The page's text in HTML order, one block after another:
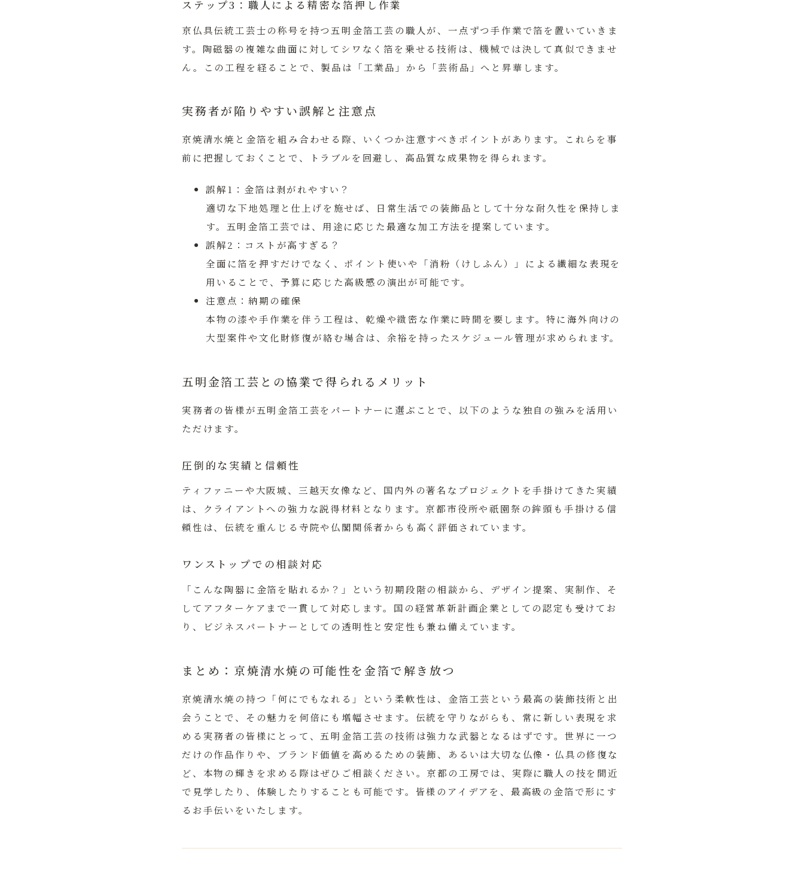
ステップ3：職人による精密な箔押し作業
京仏具伝統工芸士の称号を持つ五明金箔工芸の職人が、一点ずつ手作業で箔を置いていきま
す。陶磁器の複雑な曲面に対してシワなく箔を乗せる技術は、機械では決して真似できませ
ん。この工程を経ることで、製品は「工業品」から「芸術品」へと昇華します。
実務者が陥りやすい誤解と注意点
京焼清水焼と金箔を組み合わせる際、いくつか注意すべきポイントがあります。これらを事
前に把握しておくことで、トラブルを回避し、高品質な成果物を得られます。
誤解1：金箔は剥がれやすい？
適切な下地処理と仕上げを施せば、日常生活での装飾品として十分な耐久性を保持しま
す。五明金箔工芸では、用途に応じた最適な加工方法を提案しています。
誤解2：コストが高すぎる？
全面に箔を押すだけでなく、ポイント使いや「消粉（けしふん）」による繊細な表現を
用いることで、予算に応じた高級感の演出が可能です。
注意点：納期の確保
本物の漆や手作業を伴う工程は、乾燥や緻密な作業に時間を要します。特に海外向けの
大型案件や文化財修復が絡む場合は、余裕を持ったスケジュール管理が求められます。
五明金箔工芸との協業で得られるメリット
実務者の皆様が五明金箔工芸をパートナーに選ぶことで、以下のような独自の強みを活用い
ただけます。
圧倒的な実績と信頼性
ティファニーや大阪城、三越天女像など、国内外の著名なプロジェクトを手掛けてきた実績
は、クライアントへの強力な説得材料となります。京都市役所や祇園祭の鉾頭も手掛ける信
頼性は、伝統を重んじる寺院や仏閣関係者からも高く評価されています。
ワンストップでの相談対応
「こんな陶器に金箔を貼れるか？」という初期段階の相談から、デザイン提案、実制作、そ
してアフターケアまで一貫して対応します。国の経営革新計画企業としての認定も受けてお
り、ビジネスパートナーとしての透明性と安定性も兼ね備えています。
まとめ：京焼清水焼の可能性を金箔で解き放つ
京焼清水焼の持つ「何にでもなれる」という柔軟性は、金箔工芸という最高の装飾技術と出
会うことで、その魅力を何倍にも増幅させます。伝統を守りながらも、常に新しい表現を求
める実務者の皆様にとって、五明金箔工芸の技術は強力な武器となるはずです。世界に一つ
だけの作品作りや、ブランド価値を高めるための装飾、あるいは大切な仏像・仏具の修復な
ど、本物の輝きを求める際はぜひご相談ください。京都の工房では、実際に職人の技を間近
で見学したり、体験したりすることも可能です。皆様のアイデアを、最高級の金箔で形にす
るお手伝いをいたします。